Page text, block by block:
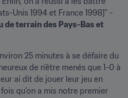
de terrain des Pays-Bas et
25 minutes à se défaire du
de n’être menés que 1-0 à
ai dit de jouer leur jeu en
qu’on a mis notre premier